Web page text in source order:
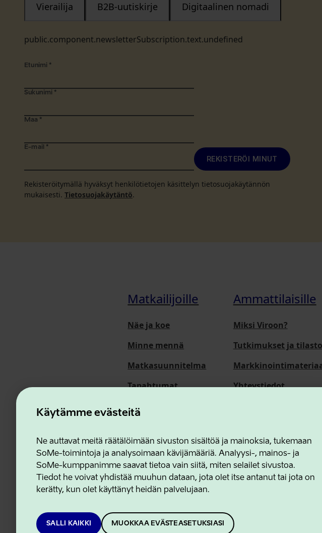
Käytämme evästeitä
Ne auttavat meitä räätälöimään sivuston sisältöä ja mainoksia, tukemaan
SoMe-toimintoja ja analysoimaan kävijämääriä. Analyysi-, mainos- ja
SoMe-kumppanimme saavat tietoa vain siitä, miten selailet sivustoa.
Tiedot he voivat yhdistää muuhun dataan, jota olet itse antanut tai jota on
kerätty, kun olet käyttänyt heidän palvelujaan.
SALLI KAIKKI MUOKKAA EVÄSTEASETUKSIASI
public.component.newsletterSubscription.text.undefined
Vierailija B2B-uutiskirje Digitaalinen nomadi
Etunimi *
Sukunimi *
Maa *
E-mail *
REKISTERÖI MINUT
Rekisteröitymällä hyväksyt henkilötietojen käsittelyn tietosuojakäytännön
mukaisesti. Tietosuojakäytäntö.
Matkailijoille
Näe ja koe
Minne mennä
Matkasuunnitelma
Tapahtumat
Meistä
Ammattilaisille
Miksi Viroon?
Tutkimukset ja
Yhteystiedot
Estonian Business and Innovation AgencyYhteystiedot